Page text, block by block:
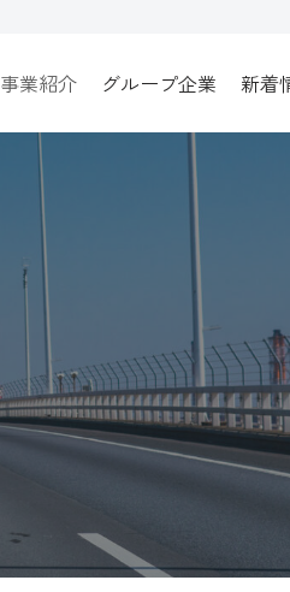
事業紹介 グループ企業 新着